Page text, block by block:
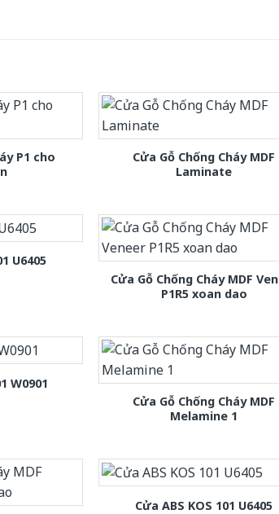
P1 cho
Cửa Gỗ Chống Cháy MDF
Laminate
U6405
Cửa Gỗ Chống Cháy MDF
P1R5 xoan dao
W0901
Cửa Gỗ Chống Cháy MDF
Melamine 1
Cửa ABS KOS 101 U6405